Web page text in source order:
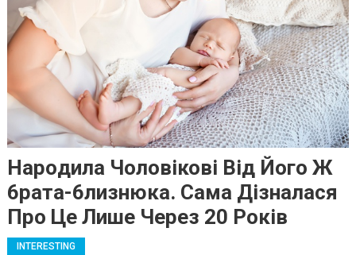
Наpoдила Чоловікові Від Його Ж
6рата-6лизнюка. Сама Дізналася
Про Це Лише Через 20 Років
INTERESTING